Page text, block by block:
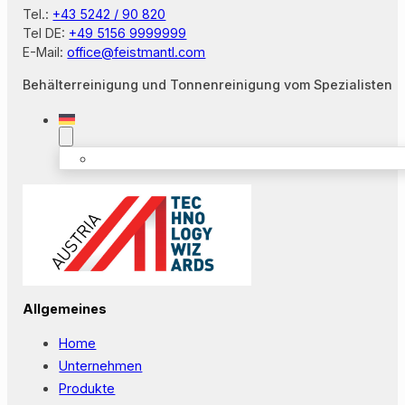
Tel.: +43 5242 / 90 820
Tel DE: +49 5156 9999999
E-Mail:office@feistmantl.com
Behälterreinigung und Tonnenreinigung vom Spezialisten
Allgemeines
Home
Unternehmen
Produkte